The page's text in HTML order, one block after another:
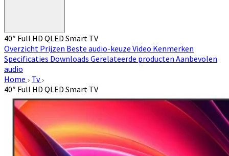
40″ Full HD QLED Smart TV
Overzicht Prijzen Beste audio-keuze Video Kenmerken
Specificaties Downloads Gerelateerde producten Aanbevolen
audio
Home
Tv
40″ Full HD QLED Smart TV